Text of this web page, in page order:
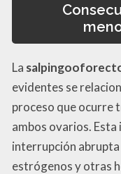
La
evidentes se
proceso que ocurre
ambos ovarios.
interrupción
estrógenos y otras